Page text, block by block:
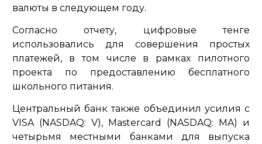
валюты в следующем году.
Согласно отчету, цифровые тенге
использовались для совершения простых
платежей, в том числе в рамках пилотного
проекта по предоставлению бесплатного
школьного питания.
Центральный банк также объединил усилия с
VISA (NASDAQ: V), Mastercard (NASDAQ: MA) и
четырьмя местными банками для выпуска